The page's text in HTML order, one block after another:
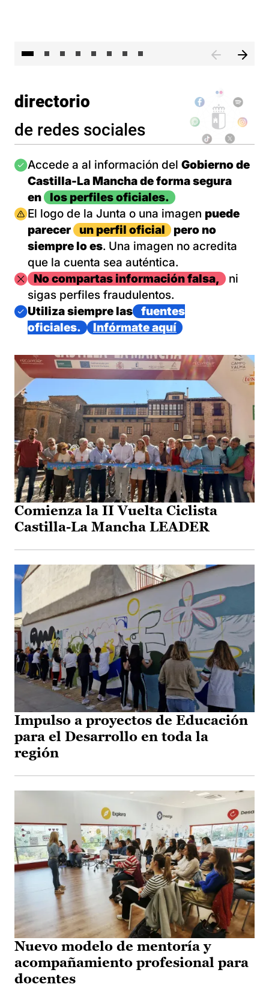
directorio
de redes sociales
Imagen
Accede a al información del Gobierno de
Castilla-La Mancha de forma segura
en
los perfiles oficiales.
Imagen
El logo de la Junta o una imagen puede
parecer
un perfil oficial
pero no
siempre lo es. Una imagen no acredita
que la cuenta sea auténtica.
ImagenNo compartas información falsa,
ni
sigas perfiles fraudulentos.
Imagen
Utiliza siempre las
fuentes
oficiales.
Infórmate aquí
Comienza la II Vuelta Ciclista
Castilla-La Mancha LEADER
Impulso a proyectos de Educación
para el Desarrollo en toda la
región
Nuevo modelo de mentoría y
acompañamiento profesional para
docentes